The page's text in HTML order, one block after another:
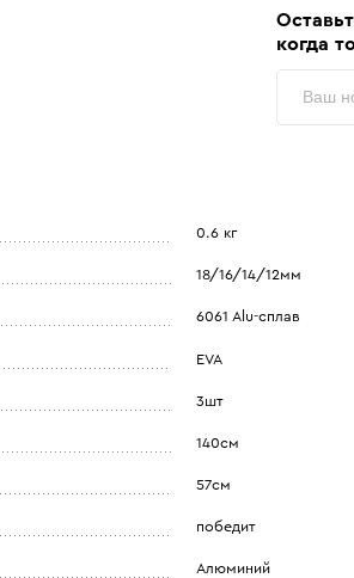
когда
0.6 кг
18/16/14/12мм
6061 Alu-сплав
EVA
3шт
140см
57см
победит
Алюминий